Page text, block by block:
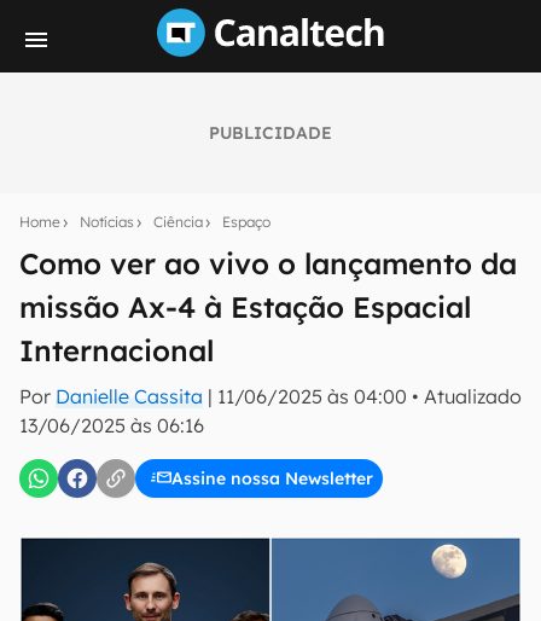
PUBLICIDADE
Home Notícias Ciência Espaço
Como ver ao vivo o lançamento da
missão Ax-4 à Estação Espacial
Internacional
Por Danielle Cassita | 11/06/2025 às 04:00 • Atualizado
13/06/2025 às 06:16
Assine nossa Newsletter
notícias e reviews sobre tecnologia em primeira
E-mail
inscreva-se
Confirmo que li, aceito e concordo com os Termos de
Uso e Política de Privacidade do Canaltech.